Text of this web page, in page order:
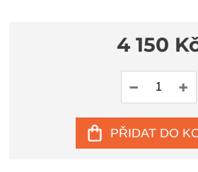
4 150
PŘIDAT DO